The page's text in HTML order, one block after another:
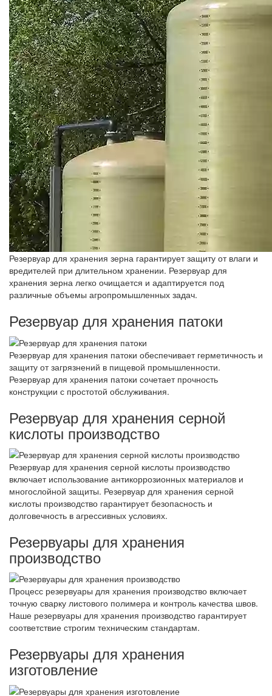
Резервуар для хранения зерна гарантирует защиту от влаги и
вредителей при длительном хранении. Резервуар для
хранения зерна легко очищается и адаптируется под
различные объемы агропромышленных задач.
Резервуар для хранения патоки
Резервуар для хранения патоки обеспечивает герметичность и
защиту от загрязнений в пищевой промышленности.
Резервуар для хранения патоки сочетает прочность
конструкции с простотой обслуживания.
Резервуар для хранения серной
кислоты производство
Резервуар для хранения серной кислоты производство
включает использование антикоррозионных материалов и
многослойной защиты. Резервуар для хранения серной
кислоты производство гарантирует безопасность и
долговечность в агрессивных условиях.
Резервуары для хранения
производство
Процесс резервуары для хранения производство включает
точную сварку листового полимера и контроль качества швов.
Наше резервуары для хранения производство гарантирует
соответствие строгим техническим стандартам.
Резервуары для хранения
изготовление